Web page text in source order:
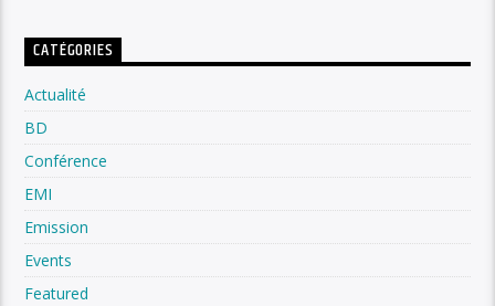
CATÉGORIES
Actualité
BD
Conférence
EMI
Emission
Events
Featured